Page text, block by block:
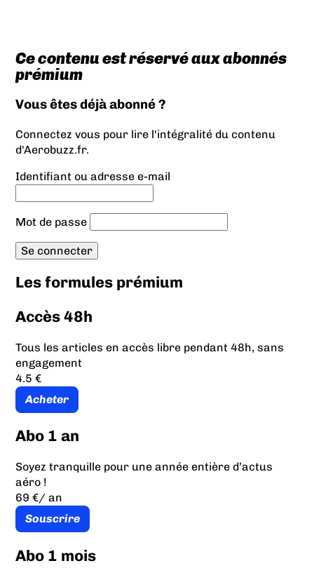
Ce contenu est réservé aux abonnés
prémium
Vous êtes déjà abonné ?
Connectez vous pour lire l'intégralité du contenu
d'Aerobuzz.fr.
Identifiant ou adresse e-mail
Mot de passe
Les formules prémium
Accès 48h
Tous les articles en accès libre pendant 48h, sans
engagement
4.5 €
Acheter
Abo 1 an
Soyez tranquille pour une année entière d’actus
aéro !
69 €/ an
Souscrire
Abo 1 mois